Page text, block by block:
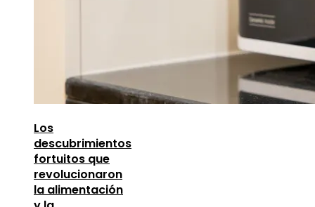
Los
descubrimientos
fortuitos que
revolucionaron
la alimentación